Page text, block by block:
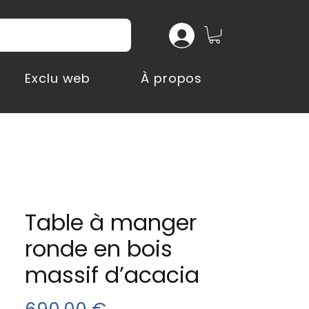
Exclu web À propos
Table à manger
ronde en bois
massif d’acacia